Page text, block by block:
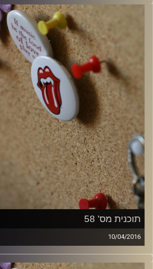
włodi
תוכנית מס' 58
10/04/2016
קלאסיקות רוק עם אורן הוף.